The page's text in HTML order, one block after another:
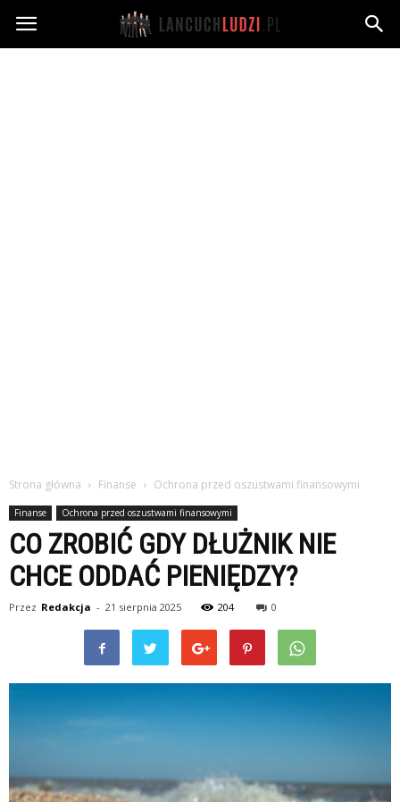
Lancuchludzi.pl
Strona główna Finanse Ochrona przed oszustwami finansowymi
Finanse Ochrona przed oszustwami finansowymi
CO ZROBIĆ GDY DŁUŻNIK NIE
CHCE ODDAĆ PIENIĘDZY?
Przez Redakcja - 21 sierpnia 2025 204 0